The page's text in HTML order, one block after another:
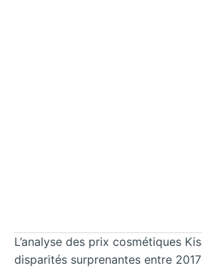
L’analyse des prix cosmétiques
disparités surprenantes entre